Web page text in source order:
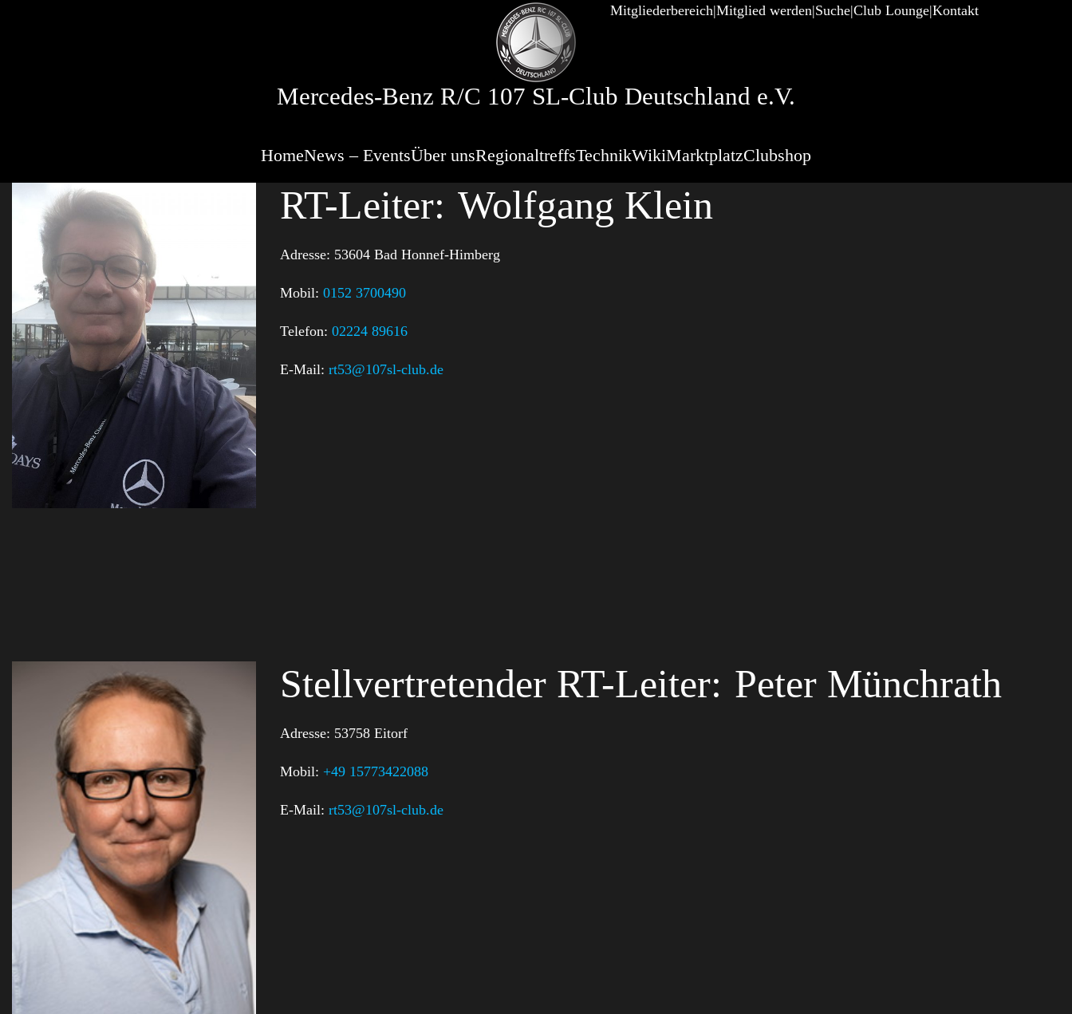
Mitgliederbereich Mitglied werden Suche Club Lounge Kontakt
Mercedes-Benz R/C 107 SL-Club Deutschland e.V.
HomeNews – EventsÜber unsRegionaltreffsTechnikWikiMarktplatzClubshop
RT-Leiter: Wolfgang Klein
Adresse: 53604 Bad Honnef-Himberg
Mobil: 0152 3700490
Telefon: 02224 89616
E-Mail: rt53@107sl-club.de
Stellvertretender RT-Leiter: Peter Münchrath
Adresse: 53758 Eitorf
Mobil: +49 15773422088
E-Mail: rt53@107sl-club.de